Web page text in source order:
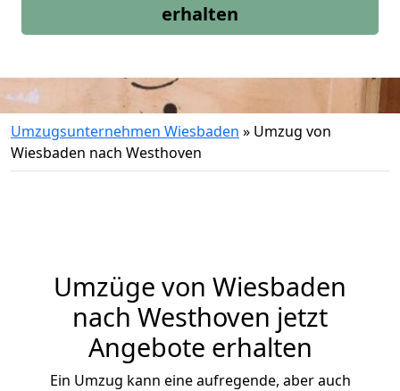
erhalten
Umzugsunternehmen Wiesbaden » Umzug von
Wiesbaden nach Westhoven
Umzüge von Wiesbaden
nach Westhoven jetzt
Angebote erhalten
Ein Umzug kann eine aufregende, aber auch